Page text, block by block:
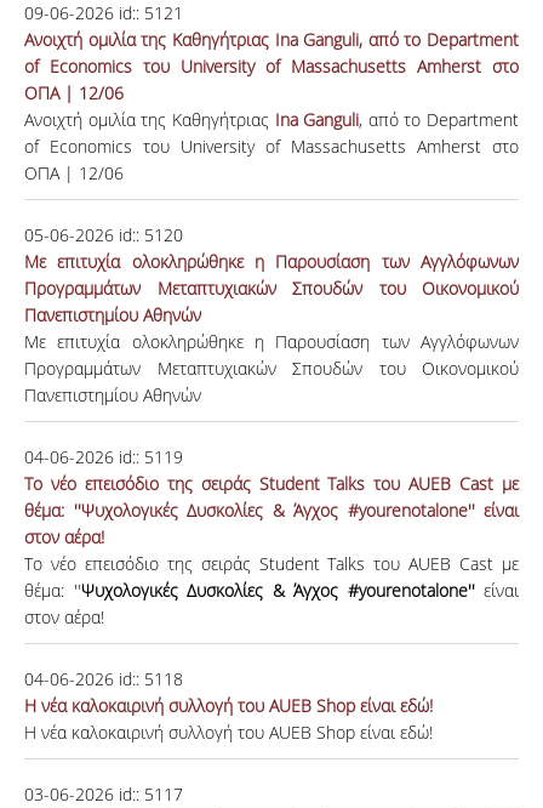
09-06-2026 id:: 5121
Aνοιχτή ομιλία της Καθηγήτριας Ina Ganguli, από το Department
of Economics του University of Massachusetts Amherst στο
ΟΠΑ | 12/06
Aνοιχτή ομιλία της Καθηγήτριας Ina Ganguli, από το Department
of Economics του University of Massachusetts Amherst στο
ΟΠΑ | 12/06
05-06-2026 id:: 5120
Με επιτυχία ολοκληρώθηκε η Παρουσίαση των Αγγλόφωνων
Προγραμμάτων Μεταπτυχιακών Σπουδών του Οικονομικού
Πανεπιστημίου Αθηνών
Με επιτυχία ολοκληρώθηκε η Παρουσίαση των Αγγλόφωνων
Προγραμμάτων Μεταπτυχιακών Σπουδών του Οικονομικού
Πανεπιστημίου Αθηνών
04-06-2026 id:: 5119
Το νέο επεισόδιο της σειράς Student Talks του AUEB Cast με
θέμα: ''Ψυχολογικές Δυσκολίες & Άγχος #yourenotalone'' είναι
στον αέρα!
Το νέο επεισόδιο της σειράς Student Talks του AUEB Cast με
θέμα: ''Ψυχολογικές Δυσκολίες & Άγχος #yourenotalone'' είναι
στον αέρα!
04-06-2026 id:: 5118
Η νέα καλοκαιρινή συλλογή του AUEB Shop είναι εδώ!
Η νέα καλοκαιρινή συλλογή του AUEB Shop είναι εδώ!
03-06-2026 id:: 5117